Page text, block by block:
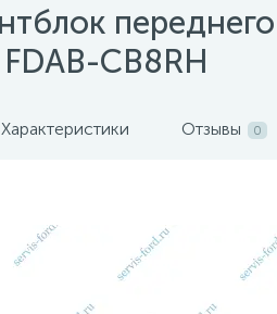
CB8RH
Характеристики Отзывы 0